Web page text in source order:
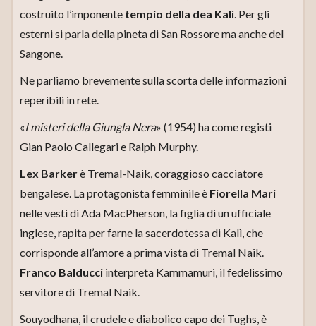
costruito l’imponente tempio della dea Kalì. Per gli
esterni si parla della pineta di San Rossore ma anche del
Sangone.
Ne parliamo brevemente sulla scorta delle informazioni
reperibili in rete.
«I misteri della Giungla Nera» (1954) ha come registi
Gian Paolo Callegari e Ralph Murphy.
Lex Barkerè Tremal-Naik, coraggioso cacciatore
bengalese. La protagonista femminile è Fiorella Mari
nelle vesti di Ada MacPherson, la figlia di un ufficiale
inglese, rapita per farne la sacerdotessa di Kalì, che
corrisponde all’amore a prima vista di Tremal Naik.
Franco Balducci interpreta Kammamuri, il fedelissimo
servitore di Tremal Naik.
Souyodhana, il crudele e diabolico capo dei Tughs, è